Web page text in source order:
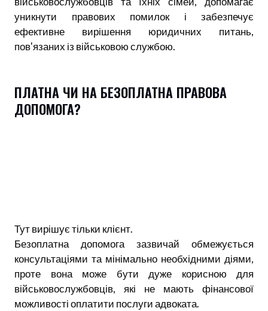
уникнути правових помилок і забезпечує
ефективне вирішення юридичних питань,
пов'язаних із військовою службою.
ПЛАТНА ЧИ НА БЕЗОПЛАТНА ПРАВОВА
ДОПОМОГА?
Тут вирішує тільки клієнт.
Безоплатна допомога зазвичай обмежується
консультаціями та мінімально необхідними діями,
проте вона може бути дуже корисною для
військовослужбовців, які не мають фінансової
можливості оплатити послуги адвоката.